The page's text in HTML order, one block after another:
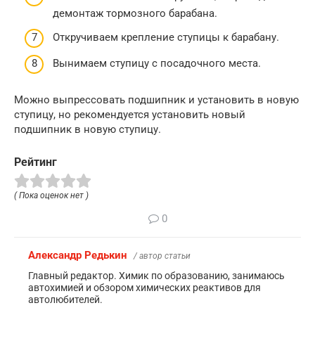
демонтаж тормозного барабана.
Откручиваем крепление ступицы к барабану.
Вынимаем ступицу с посадочного места.
Можно выпрессовать подшипник и установить в новую
ступицу, но рекомендуется установить новый
подшипник в новую ступицу.
Рейтинг
( Пока оценок нет )
0
Александр Редькин / автор статьи
Главный редактор. Химик по образованию, занимаюсь
автохимией и обзором химических реактивов для
автолюбителей.